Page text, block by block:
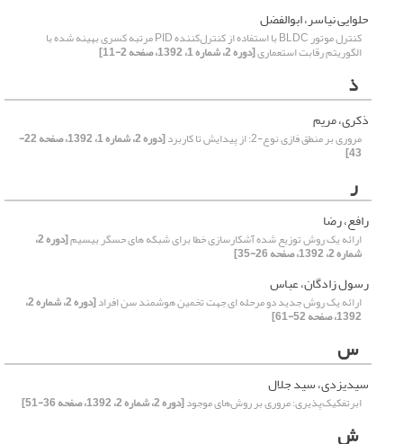
حلوایی نیاسر، ابوالفضل
کنترل موتور BLDC با استفاده از کنترل‌کننده PID مرتبه کسری بهینه شده با
الگوریتم رقابت استعماری[دوره 2، شماره 1، 1392، صفحه 2-11]
ذ
ذکری، مریم
مروری بر منطق فازی نوع-2: از پیدایش تا کاربرد [دوره 2، شماره 1، 1392، صفحه 22-
43]
ر
رافع، رضا
ارائه یک روش توزیع شده آشکارسازی خطا برای شبکه های حسگر بیسیم [دوره 2،
شماره 2، 1392، صفحه 26-35]
رسول زادگان، عباس
ارائه یک روش جدید دو مرحله ای جهت تخمین هوشمند سن افراد [دوره 2، شماره 2،
1392، صفحه 52-61]
س
سیدیزدی، سید جلال
ابرتفکیک‌پذیری: مروری بر روش‌های موجود[دوره 2، شماره 2، 1392، صفحه 36-51]
ش